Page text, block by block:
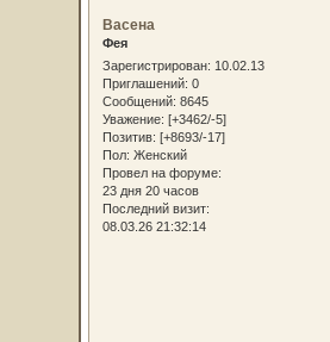
Васена
Фея
Зарегистрирован: 10.02.13
Приглашений: 0
Сообщений: 8645
Уважение: [+3462/-5]
Позитив: [+8693/-17]
Пол: Женский
Провел на форуме:
23 дня 20 часов
Последний визит:
08.03.26 21:32:14